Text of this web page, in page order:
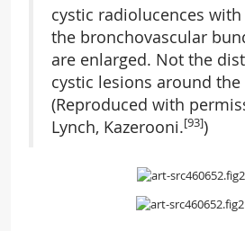
cystic radiolucences
the bronchovascular
are enlarged. Not the
cystic lesions around the
(Reproduced with
Lynch, Kazerooni.[93])